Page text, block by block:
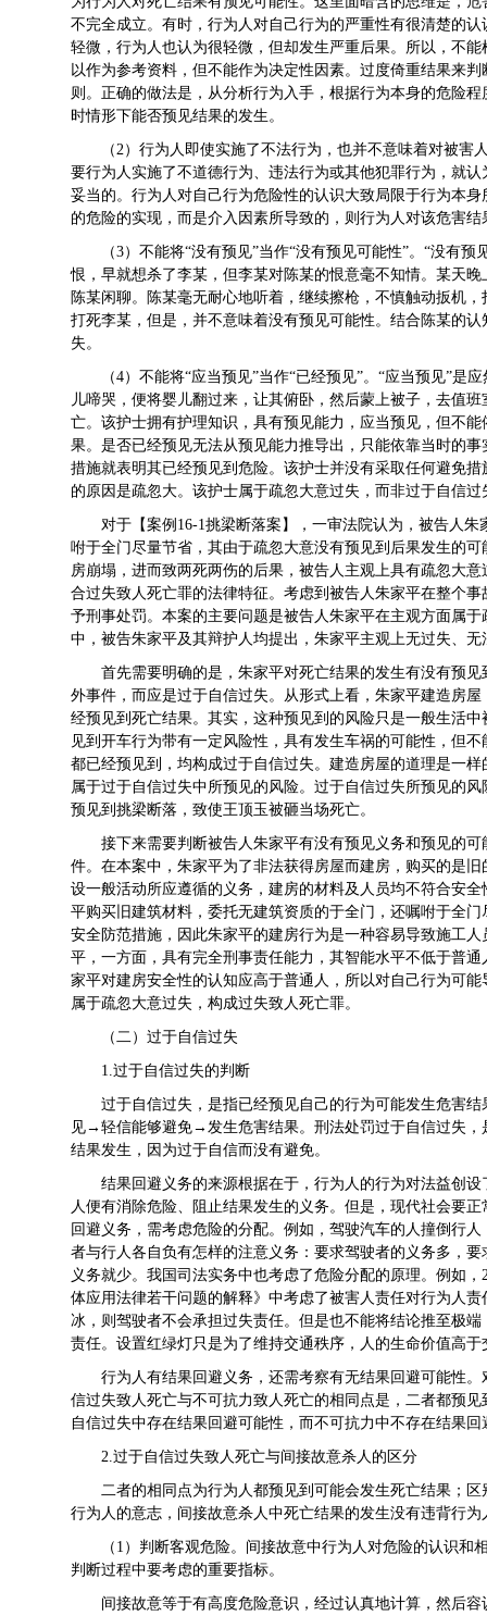
不完全成立。有时，行为人对自己行为的严重性有很清楚的
轻微，行为人也认为很轻微，但却发生严重后果。所以，不
以作为参考资料，但不能作为决定性因素。过度倚重结果来
则。正确的做法是，从分析行为入手，根据行为本身的危险
时情形下能否预见结果的发生。
（2）行为人即使实施了不法行为，也并不意味着对被
要行为人实施了不道德行为、违法行为或其他犯罪行为，就
妥当的。行为人对自己行为危险性的认识大致局限于行为本
的危险的实现，而是介入因素所导致的，则行为人对该危害
（3）不能将“没有预见”当作“没有预见可能性”。“没有
恨，早就想杀了李某，但李某对陈某的恨意毫不知情。某天
陈某闲聊。陈某毫无耐心地听着，继续擦枪，不慎触动扳机
打死李某，但是，并不意味着没有预见可能性。结合陈某的
失。
（4）不能将“应当预见”当作“已经预见”。“应当预见”
儿啼哭，便将婴儿翻过来，让其俯卧，然后蒙上被子，去值
亡。该护士拥有护理知识，具有预见能力，应当预见，但不
果。是否已经预见无法从预见能力推导出，只能依靠当时的
措施就表明其已经预见到危险。该护士并没有采取任何避免
的原因是疏忽大。该护士属于疏忽大意过失，而非过于自信过
对于【案例16-1挑梁断落案】，一审法院认为，被告人
咐于全门尽量节省，其由于疏忽大意没有预见到后果发生的
房崩塌，进而致两死两伤的后果，被告人主观上具有疏忽大
合过失致人死亡罪的法律特征。考虑到被告人朱家平在整个
予刑事处罚。本案的主要问题是被告人朱家平在主观方面属
中，被告朱家平及其辩护人均提出，朱家平主观上无过失、
首先需要明确的是，朱家平对死亡结果的发生有没有预
外事件，而应是过于自信过失。从形式上看，朱家平建造房
经预见到死亡结果。其实，这种预见到的风险只是一般生活
见到开车行为带有一定风险性，具有发生车祸的可能性，但
都已经预见到，均构成过于自信过失。建造房屋的道理是一
属于过于自信过失中所预见的风险。过于自信过失所预见的
预见到挑梁断落，致使王顶玉被砸当场死亡。
接下来需要判断被告人朱家平有没有预见义务和预见的
件。在本案中，朱家平为了非法获得房屋而建房，购买的是
设一般活动所应遵循的义务，建房的材料及人员均不符合安
平购买旧建筑材料，委托无建筑资质的于全门，还嘱咐于全
安全防范措施，因此朱家平的建房行为是一种容易导致施工
平，一方面，具有完全刑事责任能力，其智能水平不低于普
家平对建房安全性的认知应高于普通人，所以对自己行为可
属于疏忽大意过失，构成过失致人死亡罪。
（二）过于自信过失
1.过于自信过失的判断
过于自信过失，是指已经预见自己的行为可能发生危害
见→轻信能够避免→发生危害结果。刑法处罚过于自信过失
结果发生，因为过于自信而没有避免。
结果回避义务的来源根据在于，行为人的行为对法益创
人便有消除危险、阻止结果发生的义务。但是，现代社会要
回避义务，需考虑危险的分配。例如，驾驶汽车的人撞倒行
者与行人各自负有怎样的注意义务：要求驾驶者的义务多，
义务就少。我国司法实务中也考虑了危险分配的原理。例如
体应用法律若干问题的解释》中考虑了被害人责任对行为人
冰，则驾驶者不会承担过失责任。但是也不能将结论推至极
责任。设置红绿灯只是为了维持交通秩序，人的生命价值高
行为人有结果回避义务，还需考察有无结果回避可能性
信过失致人死亡与不可抗力致人死亡的相同点是，二者都预
自信过失中存在结果回避可能性，而不可抗力中不存在结果回
2.过于自信过失致人死亡与间接故意杀人的区分
二者的相同点为行为人都预见到可能会发生死亡结果；
行为人的意志，间接故意杀人中死亡结果的发生没有违背行
（1）判断客观危险。间接故意中行为人对危险的认识
判断过程中要考虑的重要指标。
间接故意等于有高度危险意识，经过认真地计算，然后